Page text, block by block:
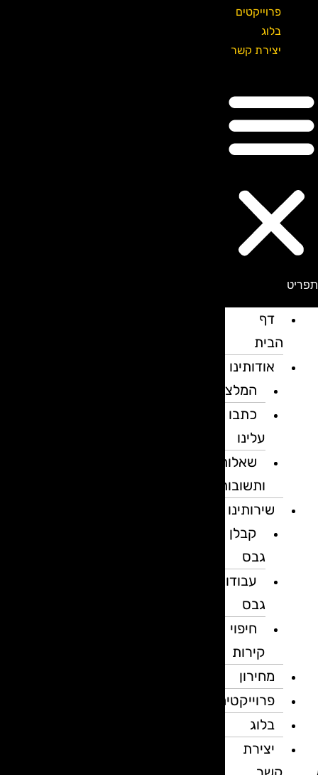
פרוייקטים
בלוג
יצירת קשר
דף
הבית
אודותינו
המלצות
כתבו
עלינו
שאלות
ותשובות
שירותינו
קבלן
גבס
עבודות
גבס
חיפוי
קירות
מחירון
פרוייקטים
בלוג
יצירת